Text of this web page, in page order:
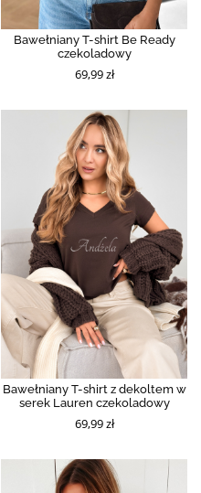
Bawełniany T-shirt Be Ready
czekoladowy
69,99 zł
Bawełniany T-shirt z dekoltem w
serek Lauren czekoladowy
69,99 zł